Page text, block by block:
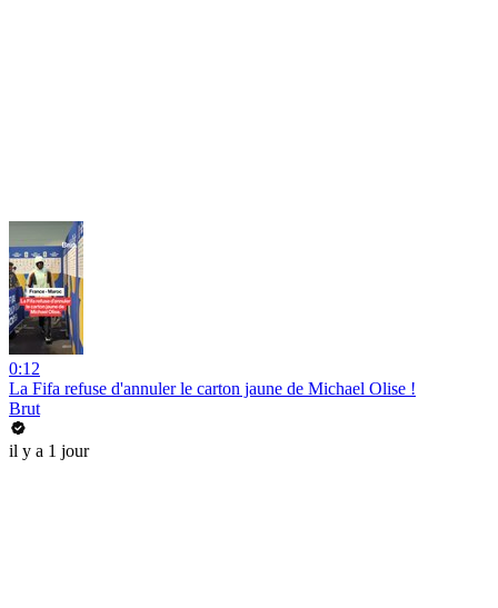
0:12
La Fifa refuse d'annuler le carton jaune de Michael Olise !
Brut
il y a 1 jour